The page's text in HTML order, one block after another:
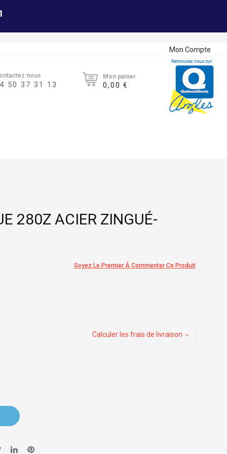
Mon Compte
nous
50 37 31 13
Mon panier
0,00 €
280Z ACIER ZINGUÉ-
Soyez Le Premier À Commenter Ce Produit
Calculer les frais de livraison